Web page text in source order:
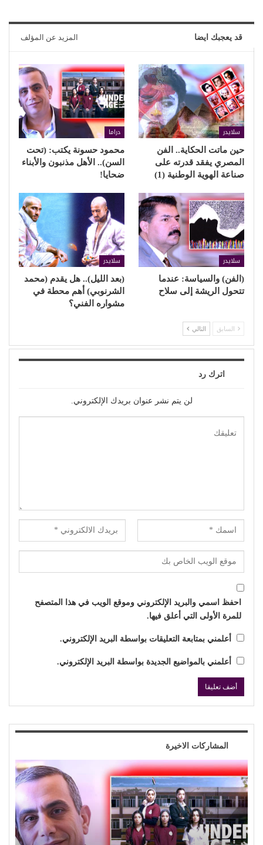
قد يعجبك ايضا المزيد عن المؤلف
سلايدر
حين ماتت الحكاية.. الفن
المصري يفقد قدرته على
صناعة الهوية الوطنية (1)
دراما
محمود حسونة يكتب: (تحت
السن).. الأهل مذنبون والأبناء
ضحايا!
سلايدر
(الفن) والسياسة: عندما
تتحول الريشة إلى سلاح
سلايدر
(بعد الليل).. هل يقدم (محمد
الشرنوبي) أهم محطة في
مشواره الفني؟
السابق التالي
اترك رد
لن يتم نشر عنوان بريدك الإلكتروني.
احفظ اسمي والبريد الإلكتروني وموقع الويب في هذا المتصفح
للمرة الأولى التي أعلق فيها.
أعلمني بمتابعة التعليقات بواسطة البريد الإلكتروني.
أعلمني بالمواضيع الجديدة بواسطة البريد الإلكتروني.
المشاركات الاخيرة